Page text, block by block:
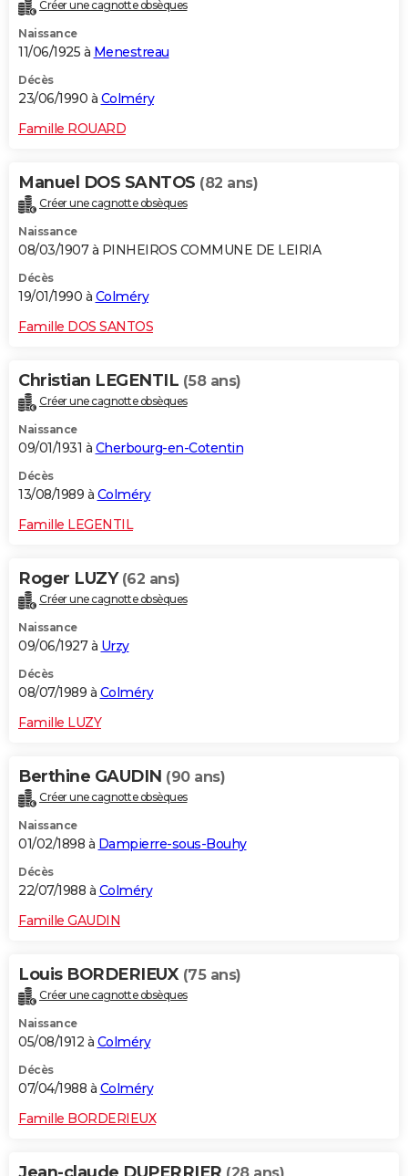
Créer une cagnotte obsèques
Naissance
11/06/1925 à Menestreau
Décès
23/06/1990 à Colméry
Famille ROUARD
Manuel DOS SANTOS (82 ans)
Créer une cagnotte obsèques
Naissance
08/03/1907 à PINHEIROS COMMUNE DE LEIRIA
Décès
19/01/1990 à Colméry
Famille DOS SANTOS
Christian LEGENTIL (58 ans)
Créer une cagnotte obsèques
Naissance
09/01/1931 à Cherbourg-en-Cotentin
Décès
13/08/1989 à Colméry
Famille LEGENTIL
Roger LUZY (62 ans)
Créer une cagnotte obsèques
Naissance
09/06/1927 à Urzy
Décès
08/07/1989 à Colméry
Famille LUZY
Berthine GAUDIN (90 ans)
Créer une cagnotte obsèques
Naissance
01/02/1898 à Dampierre-sous-Bouhy
Décès
22/07/1988 à Colméry
Famille GAUDIN
Louis BORDERIEUX (75 ans)
Créer une cagnotte obsèques
Naissance
05/08/1912 à Colméry
Décès
07/04/1988 à Colméry
Famille BORDERIEUX